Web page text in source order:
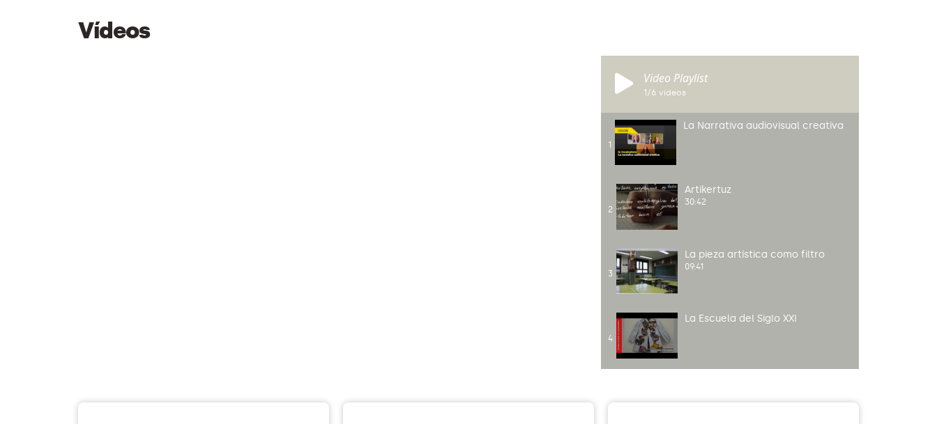
Vídeos
Video Playlist
1/6videos
1
La Narrativa audiovisual creativa
2
Artikertuz
30:42
3
La pieza artística como filtro
09:41
4
La Escuela del Siglo XXI